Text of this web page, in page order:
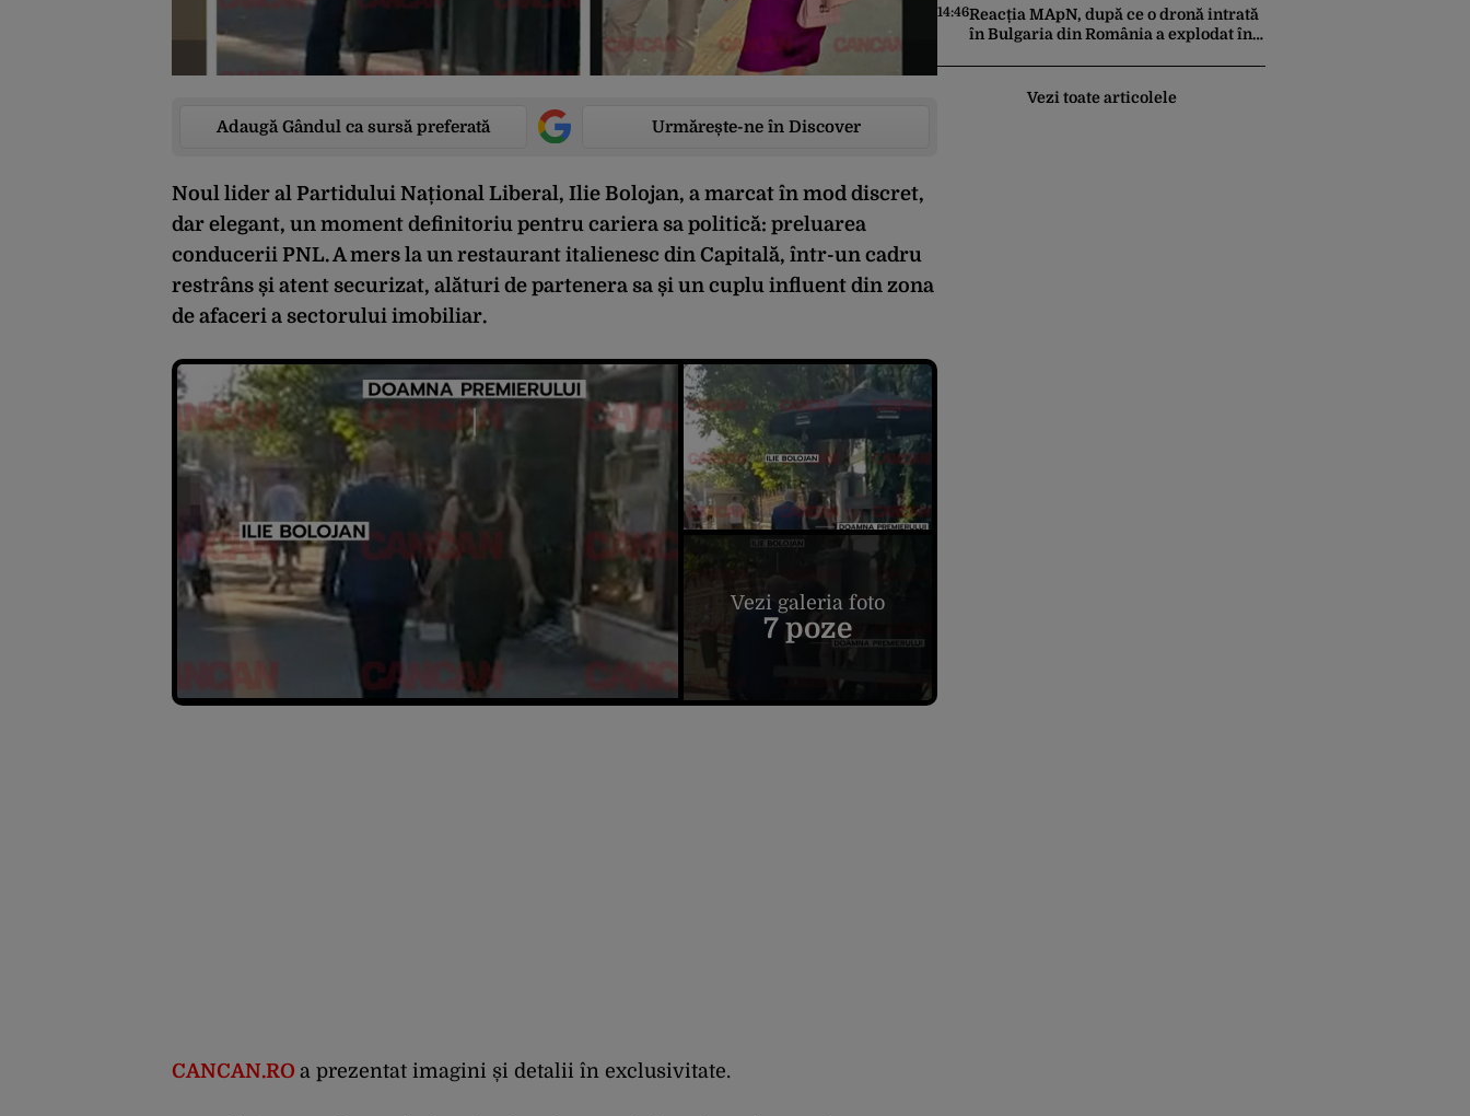
Adaugă Gândul ca sursă preferată Urmărește-ne în Discover
Noul lider al Partidului Național Liberal, Ilie Bolojan, a marcat în mod discret,
dar elegant, un moment definitoriu pentru cariera sa politică: preluarea
conducerii PNL. A mers la un restaurant italienesc din Capitală, într-un cadru
restrâns și atent securizat, alături de partenera sa și un cuplu influent din zona
de afaceri a sectorului imobiliar.
Vezi galeria foto
7 poze
CANCAN.RO a prezentat imagini și detalii în exclusivitate.
frontiera cu Turcia
14:46Reacția MApN, după ce o dronă intrată
în Bulgaria din România a explodat în
Vezi toate articolele